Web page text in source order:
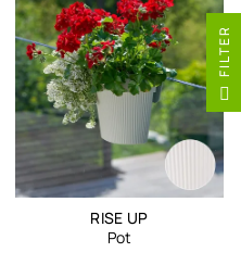
RISE UP
Pot
R